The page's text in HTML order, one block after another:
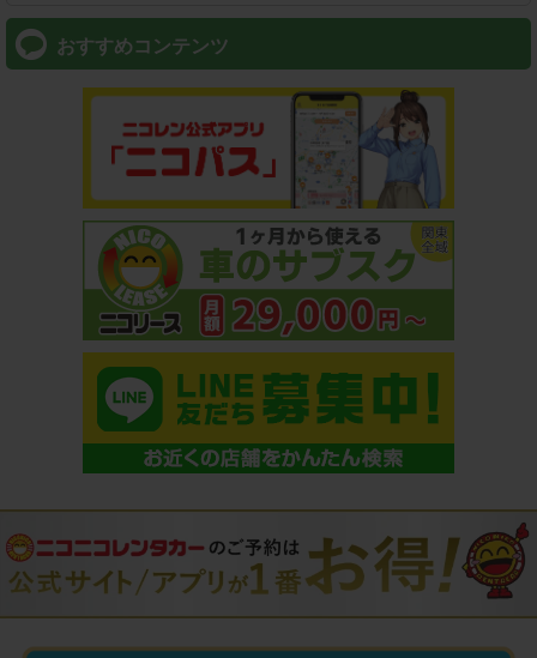
おすすめコンテンツ